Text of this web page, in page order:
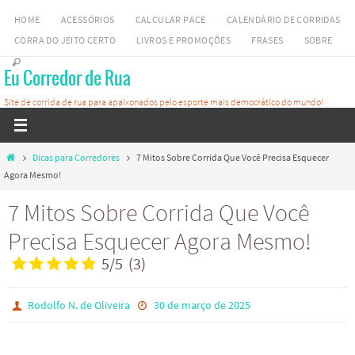
Skip
content
HOME ACESSÓRIOS CALCULAR PACE
CALENDÁRIO DE CORRIDAS
CORRA DO JEITO CERTO
LIVROS E PROMOÇÕES FRASES SOBRE
Eu Corredor de Rua
Site de corrida de rua para apaixonados pelo esporte mais democrático do mundo!
HomeDicas para Corredores
7 Mitos Sobre Corrida Que Você Precisa Esquecer
Agora Mesmo!
7 Mitos Sobre Corrida Que Você
Precisa Esquecer Agora Mesmo!
5/5 (3)
Rodolfo N. de Oliveira 30 de março de 2025